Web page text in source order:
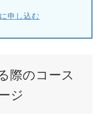
申し込む
際のコース
ジ